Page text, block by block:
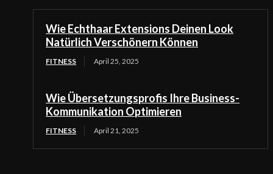
Wie Echthaar Extensions Deinen Look
Natürlich Verschönern Können
FITNESS April 25, 2025
Wie Übersetzungsprofis Ihre Business-
Kommunikation Optimieren
FITNESS April 21, 2025